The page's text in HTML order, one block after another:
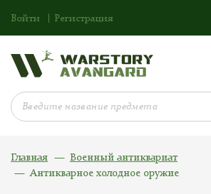
Войти Регистрация
Главная
Военный антиквариат
Антикварное холодное оружие